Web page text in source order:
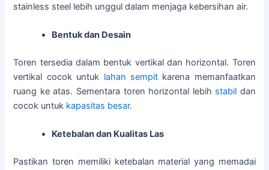
stainless steel lebih unggul dalam menjaga kebersihan air.
Bentuk dan Desain
Toren tersedia dalam bentuk vertikal dan horizontal. Toren
vertikal cocok untuk lahan sempitkarena memanfaatkan
ruang ke atas. Sementara toren horizontal lebih stabil dan
cocok untuk kapasitas besar.
Ketebalan dan Kualitas Las
Pastikan toren memiliki ketebalan material yang memadai